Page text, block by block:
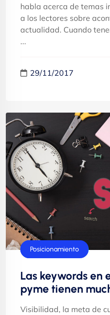
habla acerca de temas
a los lectores sobre
actualidad. Cuando
...
29/11/2017
Marketing
Posicionamiento
Las keywords en
pyme tienen
Visibilidad, la meta de